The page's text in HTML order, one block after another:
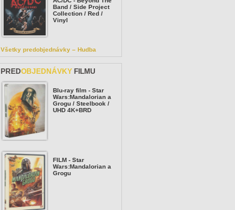
Band / Side Project
Collection / Red /
Vinyl
Všetky predobjednávky – Hudba
PREDOBJEDNÁVKY FILMU
Blu-ray film - Star
Wars:Mandalorian a
Grogu / Steelbook /
UHD 4K+BRD
FILM - Star
Wars:Mandalorian a
Grogu